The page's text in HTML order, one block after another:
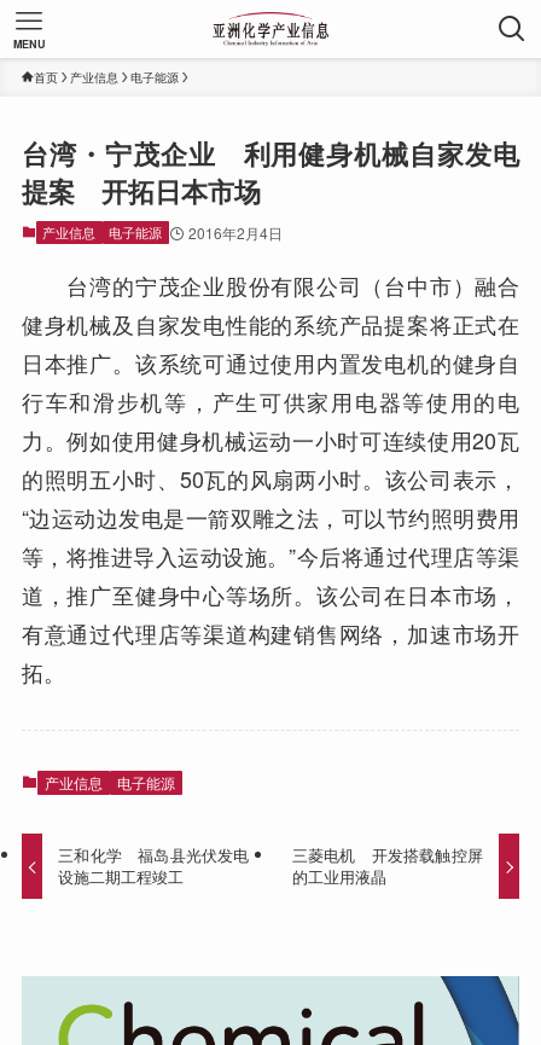
MENU
首页 产业信息 电子能源
台湾・宁茂企业 利用健身机械自家发电
提案 开拓日本市场
产业信息 电子能源 2016年2月4日
台湾的宁茂企业股份有限公司（台中市）融合
健身机械及自家发电性能的系统产品提案将正式在
日本推广。该系统可通过使用内置发电机的健身自
行车和滑步机等，产生可供家用电器等使用的电
力。例如使用健身机械运动一小时可连续使用20瓦
的照明五小时、50瓦的风扇两小时。该公司表示，
“边运动边发电是一箭双雕之法，可以节约照明费用
等，将推进导入运动设施。”今后将通过代理店等渠
道，推广至健身中心等场所。该公司在日本市场，
有意通过代理店等渠道构建销售网络，加速市场开
拓。
产业信息 电子能源
三和化学 福岛县光伏发电
设施二期工程竣工
三菱电机 开发搭载触控屏
的工业用液晶